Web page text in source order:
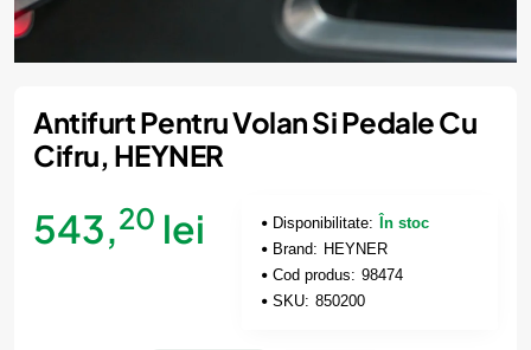
Antifurt Pentru Volan Si Pedale Cu
Cifru, HEYNER
543,20 lei Disponibilitate:
În stoc
Brand: HEYNER
Cod produs: 98474
SKU: 850200